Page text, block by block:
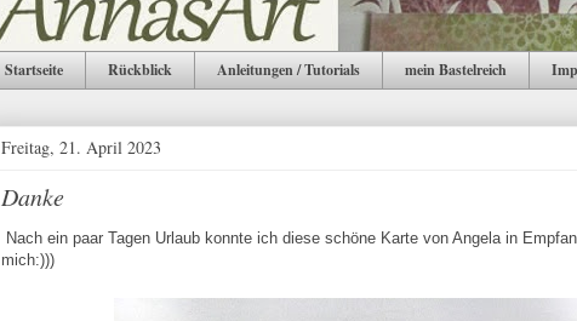
Startseite Rückblick Anleitungen / Tutorials mein Bastelreich
Freitag, 21. April 2023
Danke
Nach ein paar Tagen Urlaub konnte ich diese schöne Karte von Angela in
mich:)))